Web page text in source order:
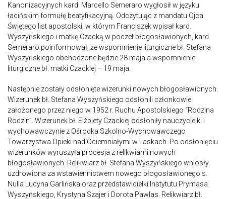
Kanonizacyjnych kard. Marcello Semeraro wygłosił w języku
łacińskim formułę beatyfikacyjną. Odczytując z mandatu Ojca
Świętego list apostolski, w którym Franciszek wpisał kard.
Wyszyńskiego i matkę Czacką w poczet błogosławionych, kard.
Semeraro poinformował, że wspomnienie liturgiczne bł. Stefana
Wyszyńskiego obchodzone będzie 28 maja a wspomnienie
liturgiczne bł. matki Czackiej – 19 maja.
Następnie zostały odsłonięte wizerunki nowych błogosławionych.
Wizerunek bł. Stefana Wyszyńskiego odsłonili członkowie
założonego przez niego w 1952 r. Ruchu Apostolskiego “Rodzina
Rodzin”. Wizerunek bł. Elżbiety Czackiej odsłoniły nauczycielki i
wychowawczynie z Ośrodka Szkolno-Wychowawczego
Towarzystwa Opieki nad Ociemniałymi w Laskach. Po odsłonięciu
wizerunków wyruszyła procesja z relikwiami nowych
błogosławionych. Relikwiarz bł. Stefana Wyszyńskiego wniosły
uzdrowiona za wstawiennictwem nowego błogosławionego s.
Nulla Lucyna Garlińska oraz przedstawicielki Instytutu Prymasa
Wyszyńskiego, Krystyna Szajer i Dorota Pawlas. Relikwiarz bł.